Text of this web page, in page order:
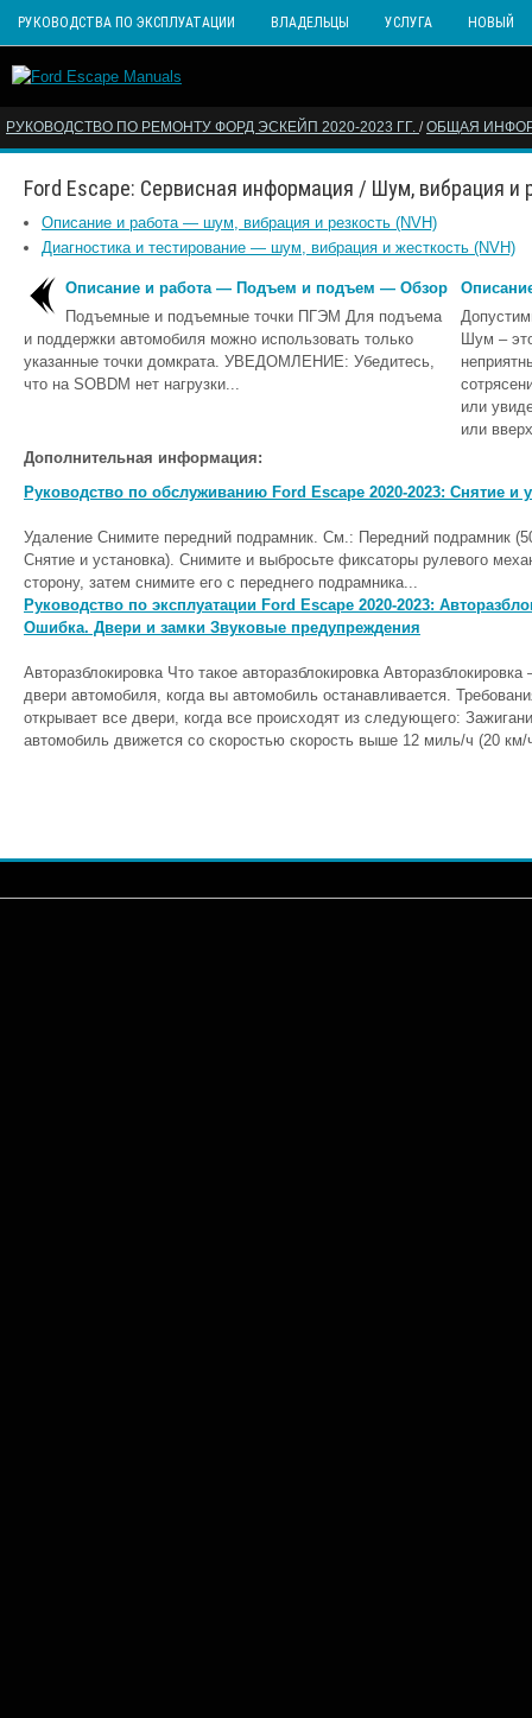
РУКОВОДСТВА ПО ЭКСПЛУАТАЦИИ ВЛАДЕЛЬЦЫ УСЛУГА НОВЫЙ
РУКОВОДСТВО ПО РЕМОНТУ ФОРД ЭСКЕЙП 2020-2023 ГГ. /ОБЩАЯ
Ford Escape: Сервисная информация / Шум, вибрация и
Описание и работа — шум, вибрация и резкость (NVH)
Диагностика и тестирование — шум, вибрация и жесткость (NVH)
Описание и работа — Подъем и подъем — Обзор
Подъемные и подъемные точки ПГЭМ Для подъема
и поддержки автомобиля можно использовать только
указанные точки домкрата. УВЕДОМЛЕНИЕ: Убедитесь,
что на SOBDM нет нагрузки...
Шум –
или
или
Дополнительная информация:
Руководство по обслуживанию Ford Escape 2020-2023: Снятие и
Удаление Снимите передний подрамник. См.: Передний подрамник
Снятие и установка). Снимите и выбросьте фиксаторы рулевого
сторону, затем снимите его с переднего подрамника...
Руководство по эксплуатации Ford Escape 2020-2023:
Ошибка. Двери и замки Звуковые предупреждения
Авторазблокировка Что такое авторазблокировка
двери автомобиля, когда вы автомобиль останавливается.
открывает все двери, когда все происходят из следующего:
автомобиль движется со скоростью скорость выше 12 миль/ч (20 км/